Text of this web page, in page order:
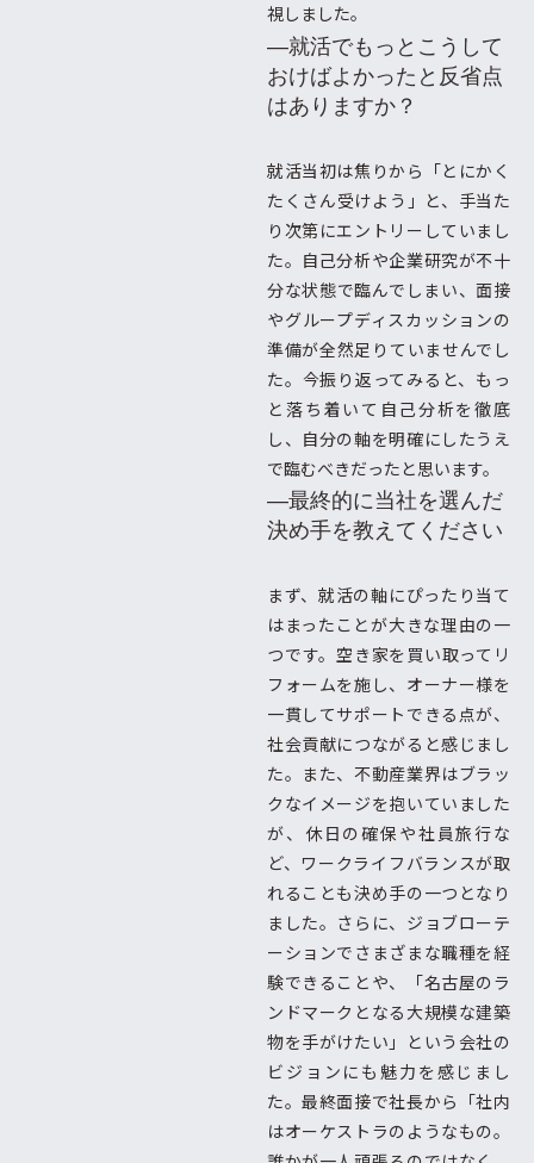
視しました。
―就活でもっとこうして
おけばよかったと反省点
はありますか？
就活当初は焦りから「とにかく
たくさん受けよう」と、手当た
り次第にエントリーしていまし
た。自己分析や企業研究が不十
分な状態で臨んでしまい、面接
やグループディスカッションの
準備が全然足りていませんでし
た。今振り返ってみると、もっ
と落ち着いて自己分析を徹底
し、自分の軸を明確にしたうえ
で臨むべきだったと思います。
―最終的に当社を選んだ
決め手を教えてください
まず、就活の軸にぴったり当て
はまったことが大きな理由の一
つです。空き家を買い取ってリ
フォームを施し、オーナー様を
一貫してサポートできる点が、
社会貢献につながると感じまし
た。また、不動産業界はブラッ
クなイメージを抱いていました
が、休日の確保や社員旅行な
ど、ワークライフバランスが取
れることも決め手の一つとなり
ました。さらに、ジョブローテ
ーションでさまざまな職種を経
験できることや、「名古屋のラ
ンドマークとなる大規模な建築
物を手がけたい」という会社の
ビジョンにも魅力を感じまし
た。最終面接で社長から「社内
はオーケストラのようなもの。